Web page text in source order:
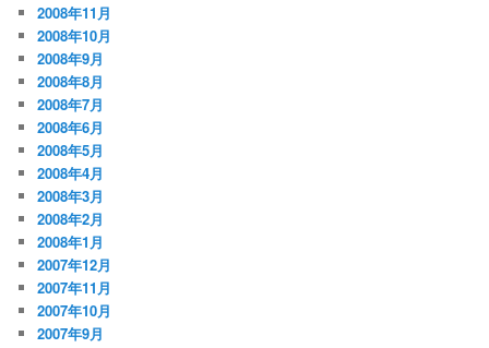
2008年11月
2008年10月
2008年9月
2008年8月
2008年7月
2008年6月
2008年5月
2008年4月
2008年3月
2008年2月
2008年1月
2007年12月
2007年11月
2007年10月
2007年9月